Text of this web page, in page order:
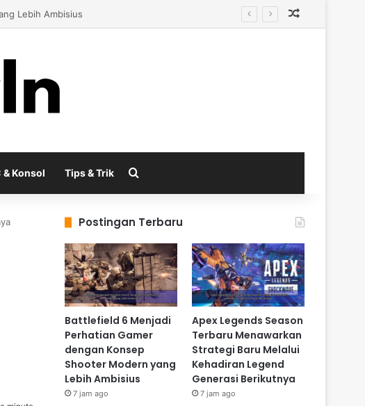
Legend Generasi Berikutnya
& Konsol Tips & Trik
Postingan Terbaru
Battlefield 6 Menjadi
Perhatian Gamer
dengan Konsep
Shooter Modern yang
Lebih Ambisius
7 jam ago
Apex Legends Season
Terbaru Menawarkan
Strategi Baru Melalui
Kehadiran Legend
Generasi Berikutnya
7 jam ago